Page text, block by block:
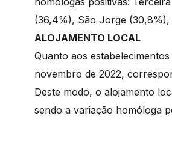
(36,4%), São Jorge
ALOJAMENTO LOCAL
Quanto aos
novembro de 2022,
Deste modo, o alojamento
sendo a variação homóloga